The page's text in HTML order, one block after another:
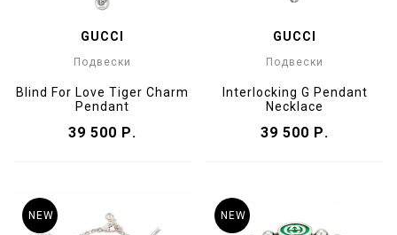
GUCCI
Подвески
Blind For Love Tiger Charm
Pendant
39 500 Р.
GUCCI
Подвески
Interlocking G Pendant
Necklace
39 500 Р.
NEW NEW